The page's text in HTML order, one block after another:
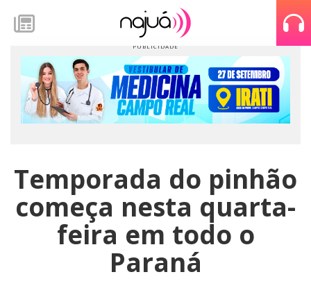
Temporada do pinhão
começa nesta quarta-
feira em todo o
Paraná